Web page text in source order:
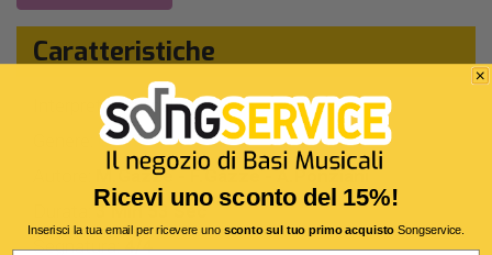
Caratteristiche
Interprete Originale:Max Gazzè
Cantautori Italiani
M.Gazze - F.Gazze - A.Ponziani
3 Min 53 Sec
Segnatura:4/4
Ricevi uno sconto del 15%!
Inserisci la tua email per ricevere uno sconto sul tuo primo acquistoSongservice.